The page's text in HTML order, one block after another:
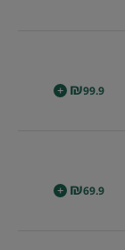
₪99.9
+
₪69.9
+